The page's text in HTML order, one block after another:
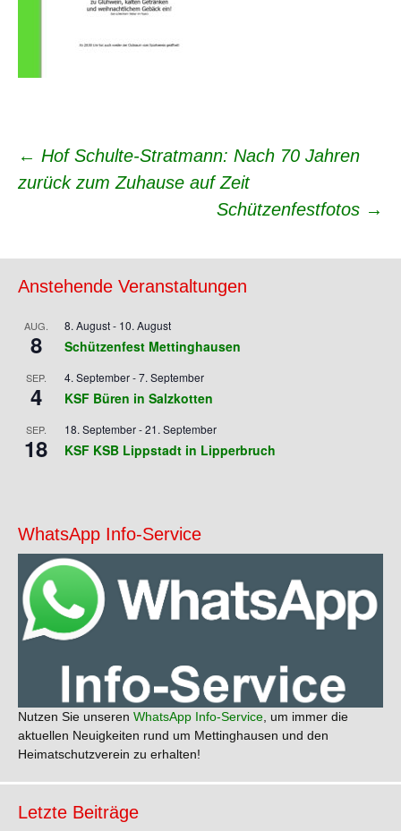
Beitrags-
← Hof Schulte-Stratmann: Nach 70 Jahren
zurück zum Zuhause auf Zeit
Schützenfestfotos →
Anstehende Veranstaltungen
AUG.
8
8. August- 10. August
Schützenfest Mettinghausen
SEP.
4
4. September-7. September
KSF Büren in Salzkotten
SEP.
18
18. September-21. September
KSF KSB Lippstadt in Lipperbruch
WhatsApp Info-Service
Nutzen Sie unseren WhatsApp Info-Service , um immer die
aktuellen Neuigkeiten rund um Mettinghausen und den
Heimatschutzverein zu erhalten!
Letzte Beiträge